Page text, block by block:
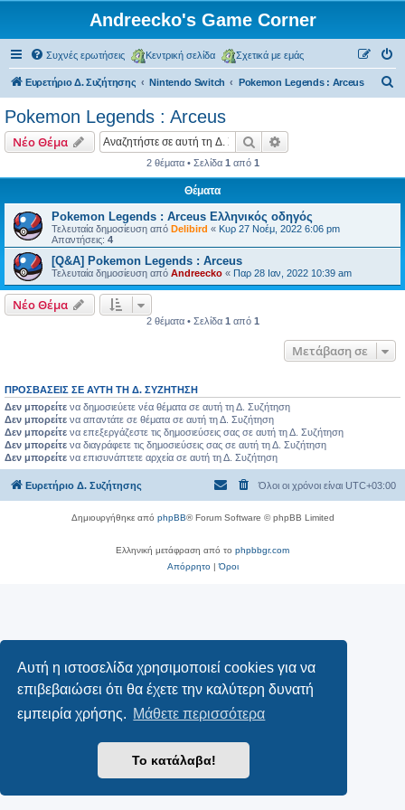
Αυτή η ιστοσελίδα χρησιμοποιεί cookies για να
επιβεβαιώσει ότι θα έχετε την καλύτερη δυνατή
εμπειρία χρήσης. Μάθετε περισσότερα
Το κατάλαβα!
Andreecko's Game Corner
Συχνές ερωτήσεις Κεντρική σελίδα Σχετικά με εμάς
Ευρετήριο Δ. Συζήτησης Nintendo Switch Pokemon Legends : Arceus
Pokemon Legends : Arceus
Νέο Θέμα Αναζήτηση
2 θέματα • Σελίδα 1 από 1
Θέματα
Pokemon Legends : Arceus Ελληνικός οδηγός
Τελευταία δημοσίευση από Delibird « Κυρ 27 Νοέμ, 2022 6:06 pm
Απαντήσεις: 4
[Q&A] Pokemon Legends : Arceus
Τελευταία δημοσίευση από Andreecko « Παρ 28 Ιαν, 2022 10:39 am
Νέο Θέμα
2 θέματα • Σελίδα 1 από 1
Μετάβαση σε
ΠΡΟΣΒΆΣΕΙΣ ΣΕ ΑΥΤΉ ΤΗ Δ. ΣΥΖΉΤΗΣΗ
Δεν μπορείτε να δημοσιεύετε νέα θέματα σε αυτή τη Δ. Συζήτηση
Δεν μπορείτε να απαντάτε σε θέματα σε αυτή τη Δ. Συζήτηση
Δεν μπορείτε να επεξεργάζεστε τις δημοσιεύσεις σας σε αυτή τη Δ. Συζήτηση
Δεν μπορείτε να διαγράφετε τις δημοσιεύσεις σας σε αυτή τη Δ. Συζήτηση
Δεν μπορείτε να επισυνάπτετε αρχεία σε αυτή τη Δ. Συζήτηση
Ευρετήριο Δ. Συζήτησης Όλοι οι χρόνοι είναι UTC+03:00
Δημιουργήθηκε από phpBB® Forum Software © phpBB Limited
Ελληνική μετάφραση από το phpbbgr.com
Απόρρητο|Όροι